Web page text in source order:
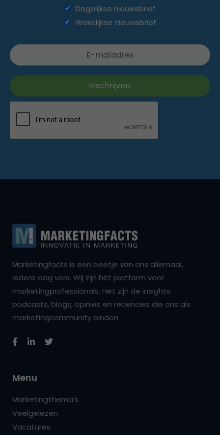
Dagelijkse nieuwsbrief
Wekelijkse nieuwsbrief
Marketingfacts is een beetje van ons allemaal,
iedere dag vers. Wij zijn hét platform voor
marketingprofessionals. Het zijn de insights,
podcasts, blogs, opinies en recencies die ons als
marketingcommunity binden.
Menu
Marketingthema’s
Veelgelezen
Vacatures